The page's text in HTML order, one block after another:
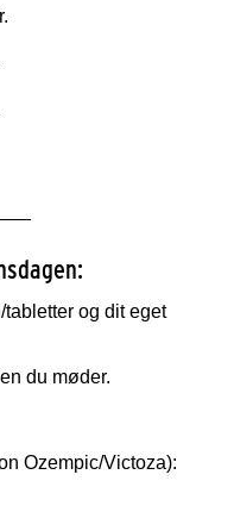
og dit eget
du møder.
Ozempic/Victoza):